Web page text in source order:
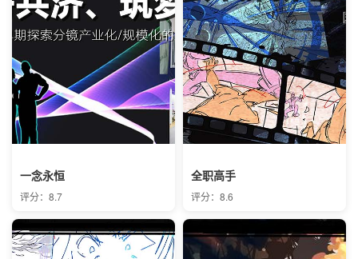
一念永恒
评分：8.7
全职高手
评分：8.6